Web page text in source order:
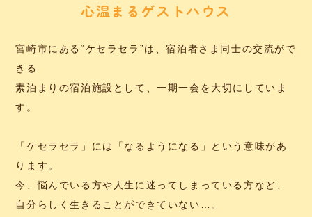
心温まるゲストハウス
宮崎市にある“ケセラセラ”は、宿泊者さま同士の交流がで
きる
素泊まりの宿泊施設として、一期一会を大切にしていま
す。
「ケセラセラ」には「なるようになる」という意味があ
ります。
今、悩んでいる方や人生に迷ってしまっている方など、
自分らしく生きることができていない…。